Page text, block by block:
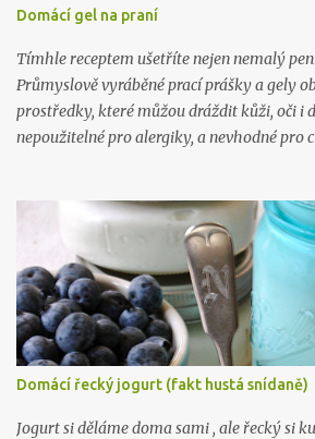
Domácí gel na praní
Tímhle receptem ušetříte nejen nemalý
Průmyslově vyráběné prací prášky a gely
prostředky, které můžou dráždit kůži, oči i
nepoužitelné pro alergiky, a nevhodné pro
potřebovat: 1 mýdlo na praní ( Marsejské ,
sody na praní (seženete ZDE ) 15 kapek
vlastního výběru (vybírejte ZDE ) 10 litrů
nastrouhejte na jemno a rozmíchejte ve
přimíchejte sodu, opět míchejte až do
přilívejte vařící vodu. Nechte zchladit a
Nechte stát 24 hodin a je to. :) Chcete taky
mám, ne 1, ne 2, ale už 3 knihy plné
na to: Líbil se vám tenhle recept?
Domácí řecký jogurt (fakt hustá snídaně)
Jogurt si děláme doma sami , ale řecký si